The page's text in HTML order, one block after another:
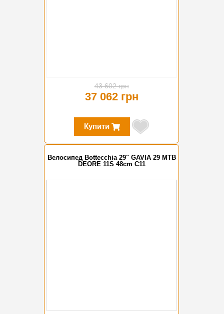
43 602 грн
37 062 грн
Купити
Велосипед Bottecchia 29" GAVIA 29 MTB
DEORE 11S 48cm C11